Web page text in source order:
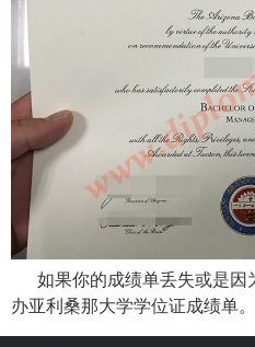
如果你的成绩单丢失或是因
办亚利桑那大学学位证成绩单